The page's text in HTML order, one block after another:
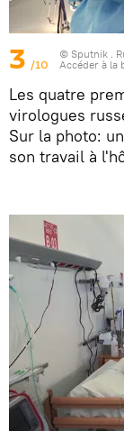
3 /10
© Sputnik .
Accéder à la
Les quatre
virologues
Sur la photo:
son travail à